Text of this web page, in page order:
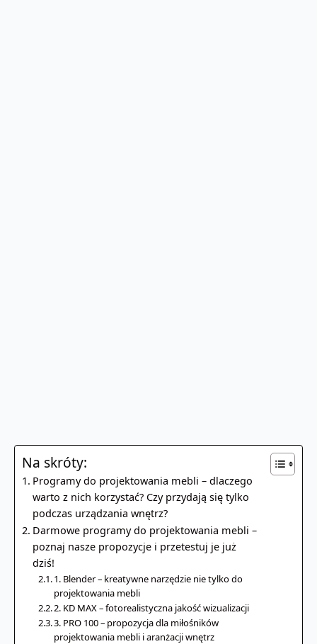
Na skróty:
Programy do projektowania mebli – dlaczego
warto z nich korzystać? Czy przydają się tylko
podczas urządzania wnętrz?
Darmowe programy do projektowania mebli –
poznaj nasze propozycje i przetestuj je już
dziś!
1. Blender – kreatywne narzędzie nie tylko do
projektowania mebli
2. KD MAX – fotorealistyczna jakość wizualizacji
3. PRO 100 – propozycja dla miłośników
projektowania mebli i aranżacji wnętrz